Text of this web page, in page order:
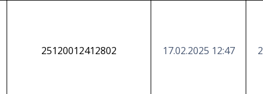
25120012412802 17.02.2025 12:47